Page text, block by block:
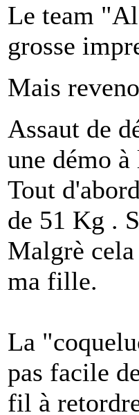
Le team
grosse
Mais
Assaut de
une démo
Tout
de 51 Kg .
Malgrè
ma fille.
La
pas facile
fil à